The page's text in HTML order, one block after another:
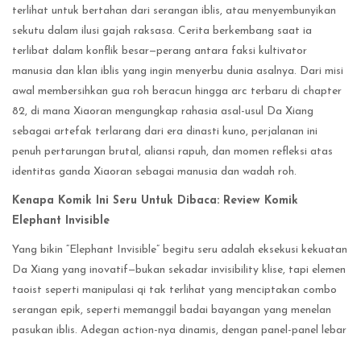
terlihat untuk bertahan dari serangan iblis, atau menyembunyikan
sekutu dalam ilusi gajah raksasa. Cerita berkembang saat ia
terlibat dalam konflik besar—perang antara faksi kultivator
manusia dan klan iblis yang ingin menyerbu dunia asalnya. Dari misi
awal membersihkan gua roh beracun hingga arc terbaru di chapter
82, di mana Xiaoran mengungkap rahasia asal-usul Da Xiang
sebagai artefak terlarang dari era dinasti kuno, perjalanan ini
penuh pertarungan brutal, aliansi rapuh, dan momen refleksi atas
identitas ganda Xiaoran sebagai manusia dan wadah roh.
Kenapa Komik Ini Seru Untuk Dibaca: Review Komik
Elephant Invisible
Yang bikin “Elephant Invisible” begitu seru adalah eksekusi kekuatan
Da Xiang yang inovatif—bukan sekadar invisibility klise, tapi elemen
taoist seperti manipulasi qi tak terlihat yang menciptakan combo
serangan epik, seperti memanggil badai bayangan yang menelan
pasukan iblis. Adegan action-nya dinamis, dengan panel-panel lebar